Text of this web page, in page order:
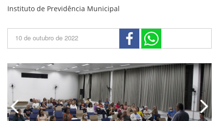
Instituto de Previdência Municipal
10 de outubro de 2022